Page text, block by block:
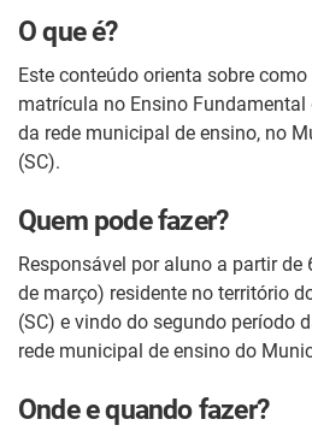
O que é?
Este conteúdo orienta sobre
matrícula no Ensino Fundamental
da rede municipal de ensino, no
(SC).
Quem pode fazer?
Responsável por aluno a partir de
de março) residente no território
(SC) e vindo do segundo período
rede municipal de ensino do
Onde e quando fazer?